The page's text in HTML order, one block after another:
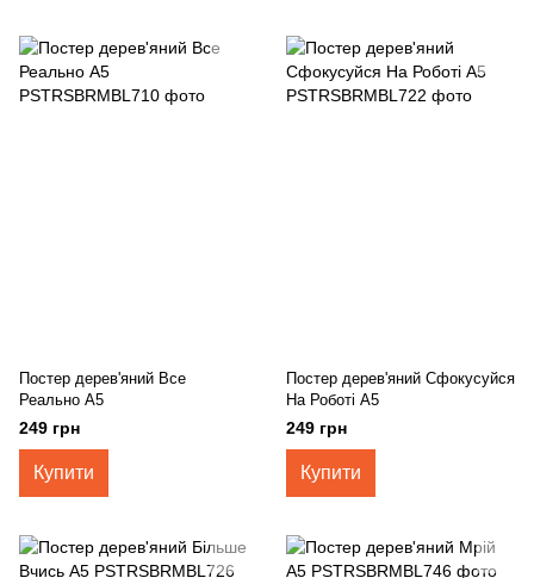
Постер дерев'яний Все
Реально А5
249 грн
Купити
Постер дерев'яний Сфокусуйся
На Роботі А5
249 грн
Купити